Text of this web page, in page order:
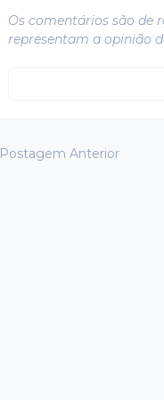
Os comentários são de
representam a opinião
Postagem Anterior